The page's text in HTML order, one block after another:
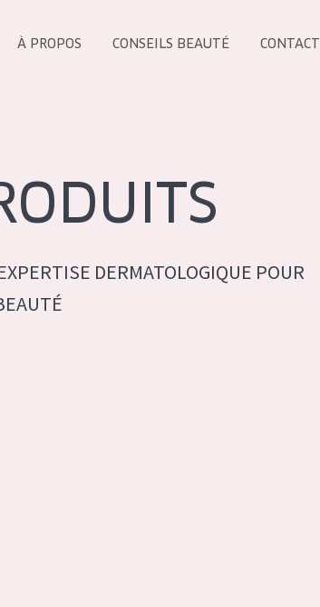
À PROPOS CONSEILS BEAUTÉ CONTACT
DERMATOLOGIQUE POUR